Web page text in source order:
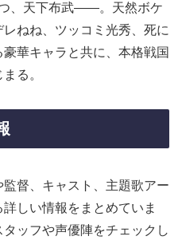
、天下布武――。天然ボケ
ねね、ツッコミ光秀、死に
華キャラと共に、本格戦国
る。
監督、キャスト、主題歌アー
しい情報をまとめていま
ッフや声優陣をチェックし